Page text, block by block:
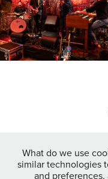
Gepubliceerde foto's
betrokkenen
naamsvermelding van
What do we use
similar technologies
and